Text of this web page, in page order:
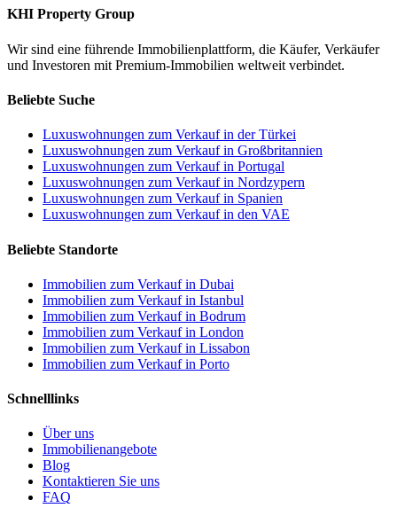
KHI Property Group
Wir sind eine führende Immobilienplattform, die Käufer, Verkäufer
und Investoren mit Premium-Immobilien weltweit verbindet.
Beliebte Suche
Luxuswohnungen zum Verkauf in der Türkei
Luxuswohnungen zum Verkauf in Großbritannien
Luxuswohnungen zum Verkauf in Portugal
Luxuswohnungen zum Verkauf in Nordzypern
Luxuswohnungen zum Verkauf in Spanien
Luxuswohnungen zum Verkauf in den VAE
Beliebte Standorte
Immobilien zum Verkauf in Dubai
Immobilien zum Verkauf in Istanbul
Immobilien zum Verkauf in Bodrum
Immobilien zum Verkauf in London
Immobilien zum Verkauf in Lissabon
Immobilien zum Verkauf in Porto
Schnelllinks
Über uns
Immobilienangebote
Blog
Kontaktieren Sie uns
FAQ